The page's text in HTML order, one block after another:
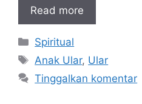
Read more
Kategori
Spiritual
Tag
Anak Ular, Ular
Tinggalkan komentar